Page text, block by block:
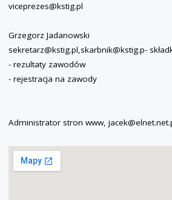
viceprezes@kstig.pl
Grzegorz Jadanowski
sekretarz@kstig.pl,skarbnik@kstig.p-
- rezultaty zawodów
- rejestracja na zawody
Administrator stron www,